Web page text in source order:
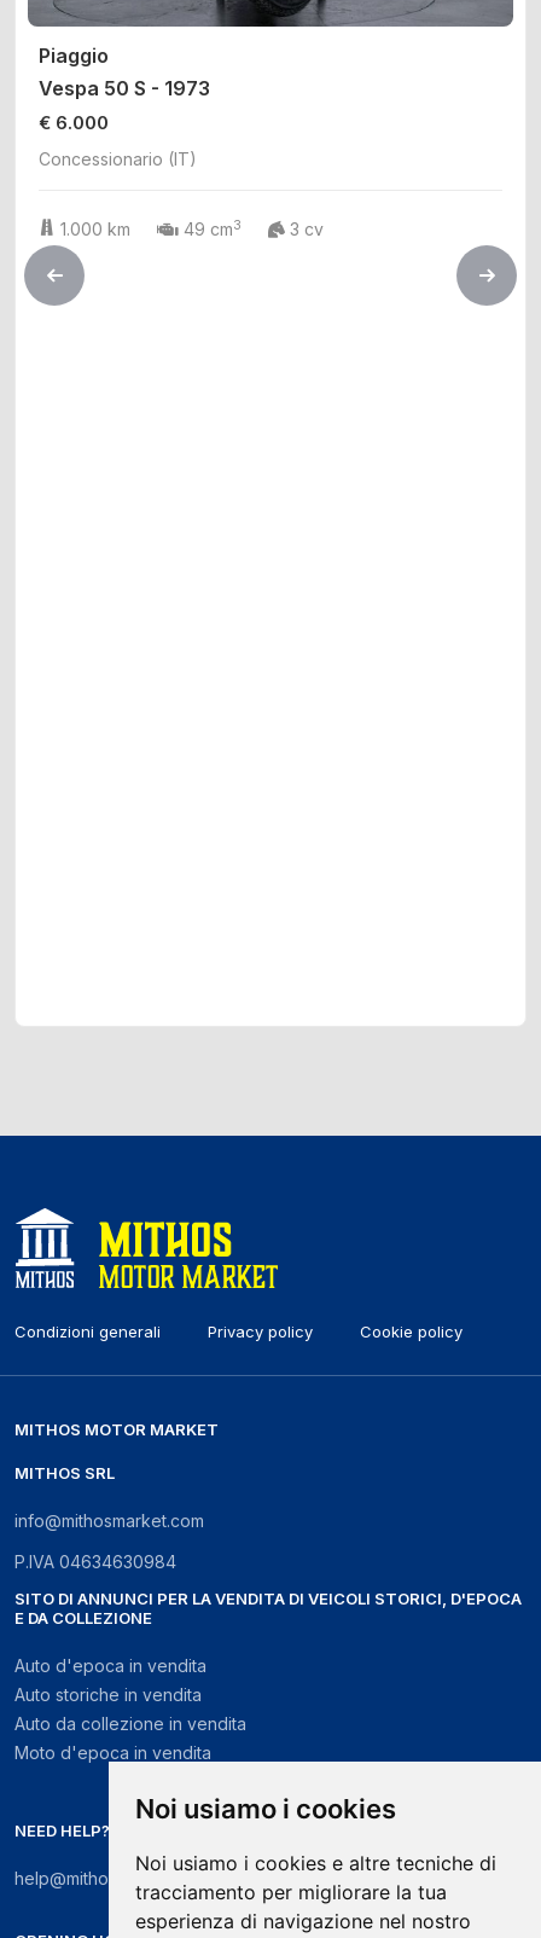
Noi usiamo i cookies
Noi usiamo i cookies e altre tecniche di
tracciamento per migliorare la tua
esperienza di navigazione nel nostro
Piaggio
Vespa 50 S - 1973
€ 6.000
Concessionario (IT)
1.000 km 49 cm3 3 cv
Condizioni generali Privacy policy Cookie policy
MITHOS MOTOR MARKET
MITHOS SRL
info@mithosmarket.com
P.IVA 04634630984
SITO DI ANNUNCI PER LA VENDITA DI VEICOLI STORICI, D'EPOCA
E DA COLLEZIONE
Auto d'epoca in vendita
Auto storiche in vendita
Auto da collezione in vendita
Moto d'epoca in vendita
NEED HELP?
help@mithosmarket.com